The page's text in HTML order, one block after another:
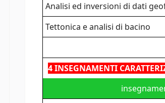
Analisi ed inversioni di dati
Tettonica e analisi di bacino
4 INSEGNAMENTI